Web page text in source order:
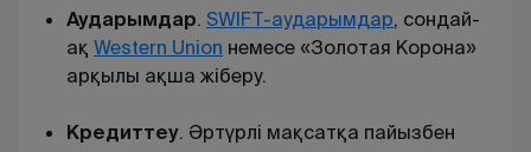
Аударымдар. SWIFT-аударымдар, сондай-
ақ Western Union немесе «Золотая Корона»
арқылы ақша жіберу.
Кредиттеу. Әртүрлі мақсатқа пайызбен